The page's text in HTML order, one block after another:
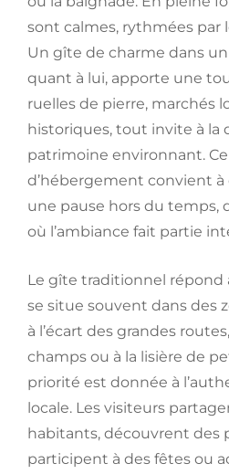
sont calmes, rythmées par
Un gîte de charme dans
quant à lui, apporte une
ruelles de pierre, marchés
historiques, tout invite à la
patrimoine environnant.
d’hébergement convient
une pause hors du temps,
où l’ambiance fait partie
Le gîte traditionnel répond
se situe souvent dans des
à l’écart des grandes
champs ou à la lisière de
priorité est donnée à
locale. Les visiteurs
habitants, découvrent des
participent à des fêtes ou